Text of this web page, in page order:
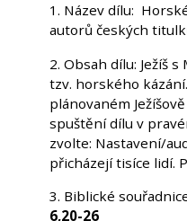
1. Název dílu:
autorů českých
2. Obsah dílu: Ježíš
tzv. horského
plánovaném
spuštění dílu v
zvolte: Nastavení/
přicházejí tisíce lidí.
3. Biblické
6,20-26